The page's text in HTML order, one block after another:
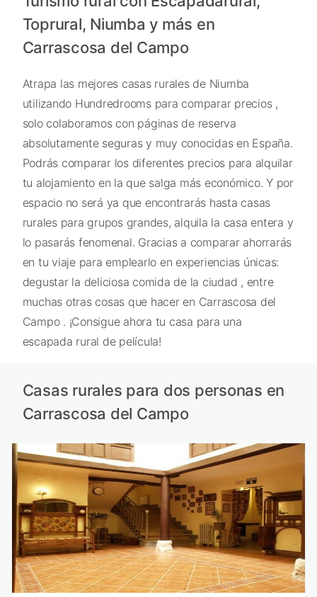
Toprural, Niumba y más en
Carrascosa del Campo
Atrapa las mejores casas rurales de Niumba
utilizando Hundredrooms para comparar precios ,
solo colaboramos con páginas de reserva
absolutamente seguras y muy conocidas en España.
Podrás comparar los diferentes precios para alquilar
tu alojamiento en la que salga más económico. Y por
espacio no será ya que encontrarás hasta casas
rurales para grupos grandes, alquila la casa entera y
lo pasarás fenomenal. Gracias a comparar ahorrarás
en tu viaje para emplearlo en experiencias únicas:
degustar la deliciosa comida de la ciudad , entre
muchas otras cosas que hacer en Carrascosa del
Campo . ¡Consigue ahora tu casa para una
escapada rural de película!
Casas rurales para dos personas en
Carrascosa del Campo